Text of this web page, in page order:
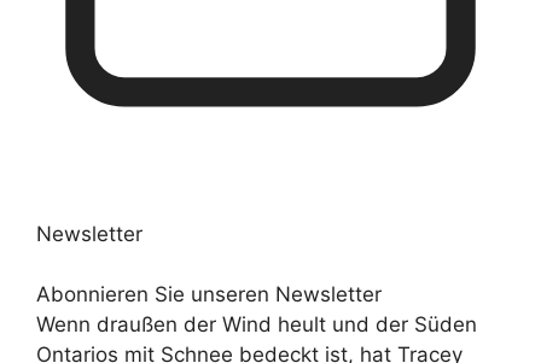
Newsletter
Abonnieren Sie unseren Newsletter
Wenn draußen der Wind heult und der Süden
Ontarios mit Schnee bedeckt ist, hat Tracey